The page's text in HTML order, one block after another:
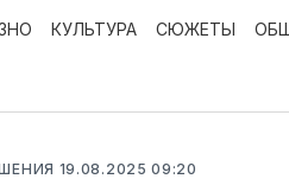
КУЛЬТУРА СЮЖЕТЫ
19.08.2025 09:20